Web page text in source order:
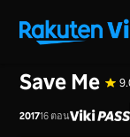
Save Me
201716 ตอน